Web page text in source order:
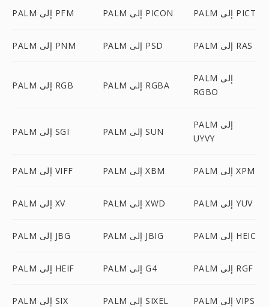
PALM إلى PFM PALM إلى PICON PALM إلى PICT
PALM إلى PNM PALM إلى PSD PALM إلى RAS
PALM إلى RGB PALM إلى RGBA
PALM إلى
RGBO
PALM إلى SGI PALM إلى SUN
PALM إلى
UYVY
PALM إلى VIFF PALM إلى XBM PALM إلى XPM
PALM إلى XV PALM إلى XWD PALM إلى YUV
PALM إلى JBG PALM إلى JBIG PALM إلى HEIC
PALM إلى HEIF PALM إلى G4 PALM إلى RGF
PALM إلى SIX PALM إلى SIXEL PALM إلى VIPS